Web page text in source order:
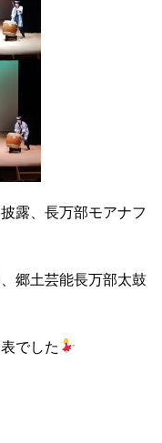
露、長万部モアナフ
郷土芸能長万部太鼓
でした